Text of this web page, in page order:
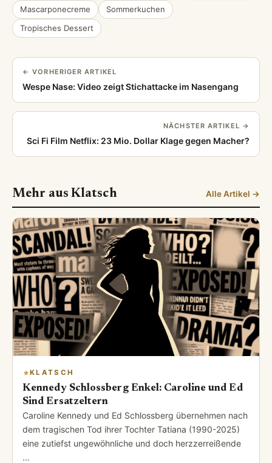
Mascarponecreme
Sommerkuchen
Tropisches Dessert
← VORHERIGER ARTIKEL
Wespe Nase: Video zeigt Stichattacke im Nasengang
NÄCHSTER ARTIKEL →
Sci Fi Film Netflix: 23 Mio. Dollar Klage gegen Macher?
Mehr aus Klatsch Alle Artikel →
KLATSCH
Kennedy Schlossberg Enkel: Caroline und Ed
Sind Ersatzeltern
Caroline Kennedy und Ed Schlossberg übernehmen nach
dem tragischen Tod ihrer Tochter Tatiana (1990-2025)
eine zutiefst ungewöhnliche und doch herzzerreißende
…